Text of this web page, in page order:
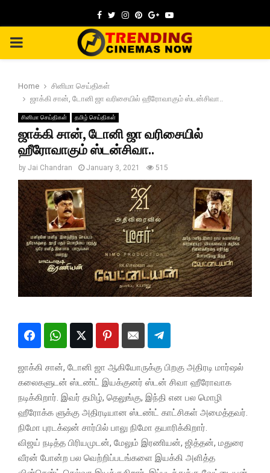
Facebook
TwitterInstagram
Pinterest
GoogleYoutube
PRIMARY
Home
சினிமா செய்திகள்
ஜாக்கி சான், டோனி ஜா வரிசையில் ஹீரோவாகும் ஸ்டன்சிவா..
சினிமா செய்திகள் தமிழ் செய்திகள்
ஜாக்கி சான், டோனி ஜா வரிசையில்
ஹீரோவாகும் ஸ்டன்சிவா..
by Jai Chandran January 3, 2021 515
ஜாக்கி சான், டோனி ஜா ஆகியோருக்கு பிறகு அதிரடி மார்ஷல்
கலைகளுடன் ஸ்டண்ட் இயக்குனர் ஸ்டன் சிவா ஹீரோவாக
நடிக்கிறார். இவர் தமிழ், தெலுங்கு, இந்தி என பல மொழி
ஹீரோக்க ளுக்கு அதிரடியான ஸ்டண்ட் காட்சிகள் அமைத்தவர்.
நிமோ புரடக்‌ஷன் சார்பில் பாலு நிமோ தயாரிக்கிறார்.
விஜய் நடித்த பிரியமுடன், மேலும் இரணியன், ஜித்தன், மதுரை
வீரன் போன்ற பல வெற்றிப்படங்களை இயக்கி அளித்த